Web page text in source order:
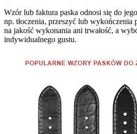
Wzór lub faktura paska odnosi się do
np. tłoczenia, przeszyć lub
na jakość wykonania ani trwałość, a
indywidualnego gustu.